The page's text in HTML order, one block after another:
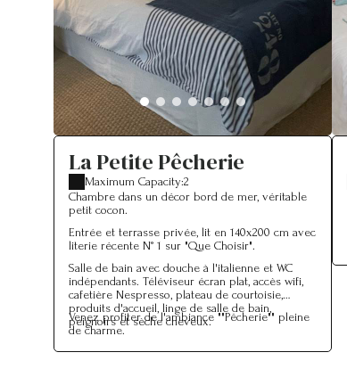
La Petite Pêcherie
Maximum Capacity:2
Chambre dans un décor bord de mer, véritable
petit cocon.
Entrée et terrasse privée, lit en 140x200 cm avec
literie récente N° 1 sur "Que Choisir".
Salle de bain avec douche à l'italienne et WC
indépendants. Téléviseur écran plat, accès wifi,
cafetière Nespresso, plateau de courtoisie,
produits d'accueil, linge de salle de bain,
peignoirs et sèche cheveux.
Venez profiter de l'ambiance ""Pêcherie"" pleine
de charme.